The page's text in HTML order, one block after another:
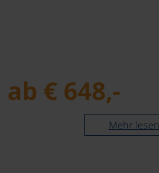
ab € 648,-
Mehr lesen